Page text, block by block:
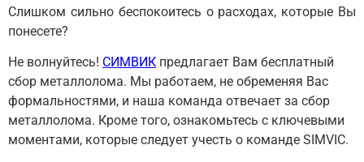
Слишком сильно беспокоитесь о расходах, которые Вы
понесете?
Не волнуйтесь! СИМВИК предлагает Вам бесплатный
сбор металлолома. Мы работаем, не обременяя Вас
формальностями, и наша команда отвечает за сбор
металлолома. Кроме того, ознакомьтесь с ключевыми
моментами, которые следует учесть о команде SIMVIC.